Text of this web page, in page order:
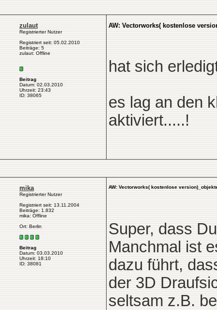
zulaut
Registrierter Nutzer
Registriert seit: 05.02.2010
Beiträge: 5
zulaut: Offline
Beitrag
Datum: 02.03.2010
Uhrzeit: 23:43
ID: 38065
AW: Vectorworks( kostenlose
hat sich
es lag an den
aktiviert.....!
mika
Registrierter Nutzer
Registriert seit: 13.11.2004
Beiträge: 1.832
mika: Offline
Ort: Berlin
Beitrag
Datum: 03.03.2010
Uhrzeit: 18:10
ID: 38081
AW: Vectorworks( kostenlose
Super, dass
Manchmal ist
dazu führt,
der 3D
seltsam z.B.